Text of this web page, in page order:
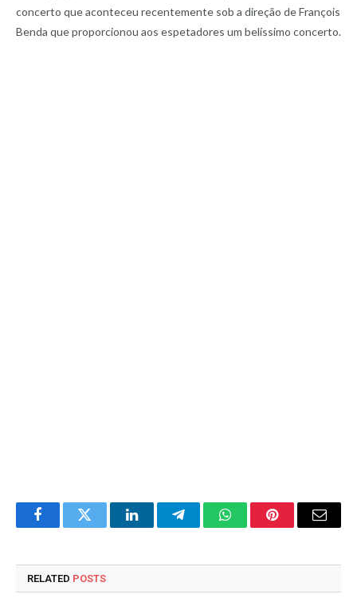
concerto que aconteceu recentemente sob a direção de François
Benda que proporcionou aos espetadores um belíssimo concerto.
FacebookTwitter LinkedInTelegramWhatsAppPinterestEmail
RELATED POSTS